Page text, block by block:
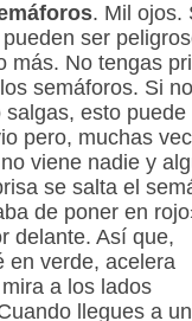
. Mil ojos.
ser
más. No tengas
semáforos. Si
salgas, esto puede
pero, muchas
viene nadie y
se salta el
de poner en
delante. Así que,
en verde, acelera
a los lados
llegues a un